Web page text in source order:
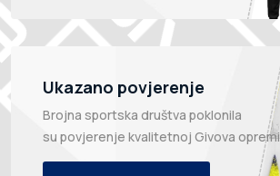
Ukazano povjerenje
Brojna sportska društva poklonila
su povjerenje kvalitetnoj Givova opremi.